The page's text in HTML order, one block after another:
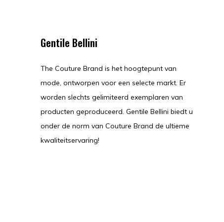
Gentile Bellini
The Couture Brand is het hoogtepunt van
mode, ontworpen voor een selecte markt. Er
worden slechts gelimiteerd exemplaren van
producten geproduceerd. Gentile Bellini biedt u
onder de norm van Couture Brand de ultieme
kwaliteitservaring!